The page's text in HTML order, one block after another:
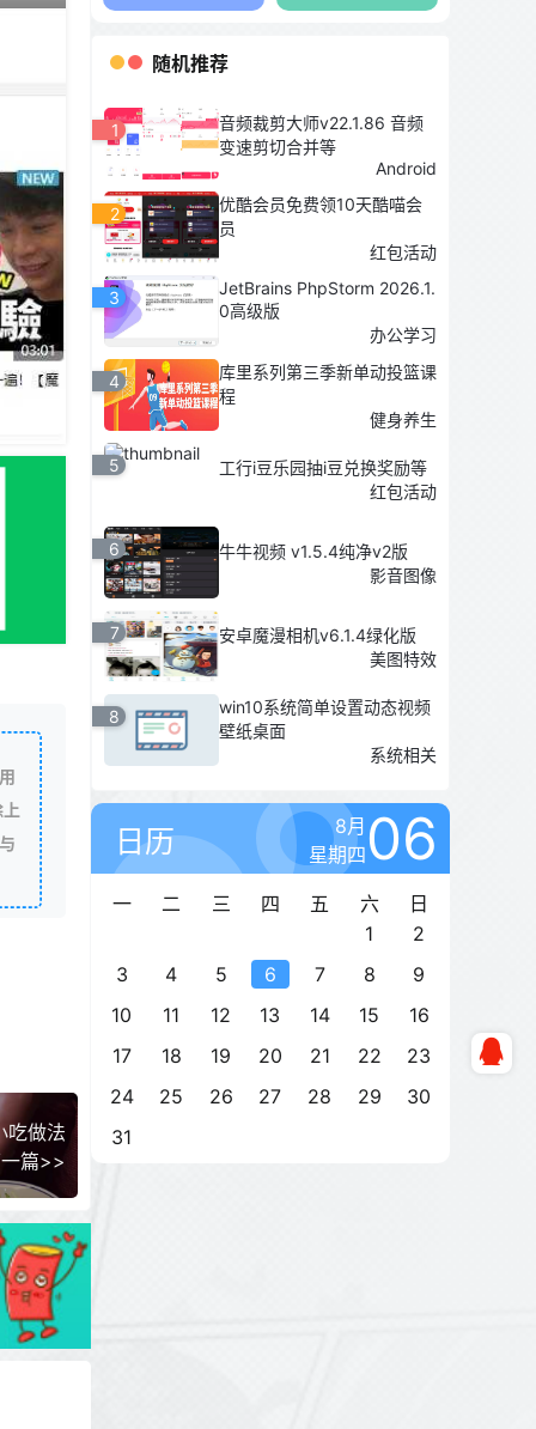
吃做法
篇>>
随机推荐
1
音频裁剪大师v22.1.86 音频
变速剪切合并等
Android
2
优酷会员免费领10天酷喵会
员
红包活动
3
JetBrains PhpStorm 2026.1.
0高级版
办公学习
4
库里系列第三季新单动投篮课
程
健身养生
5
工行i豆乐园抽i豆兑换奖励等
红包活动
6
牛牛视频 v1.5.4纯净v2版
影音图像
7
安卓魔漫相机v6.1.4绿化版
美图特效
8
win10系统简单设置动态视频
壁纸桌面
系统相关
日历
8月
星期四06
一 二 三 四 五 六
日
1
2
3
4 5 6 7 8
9
10
11 12 13 14 15
16
17
18 19 20 21 22
23
24
25 26 27 28 29
30
31